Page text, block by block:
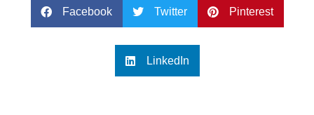
Facebook Twitter Pinterest
LinkedIn